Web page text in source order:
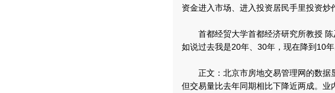
资金进入市场、进入投资居民手里投资炒
首都经贸大学首都经济研究所教授 陈
如说过去我是20年、30年，现在降到10年
正文：北京市房地交易管理网的数据
但交易量比去年同期相比下降近两成。业